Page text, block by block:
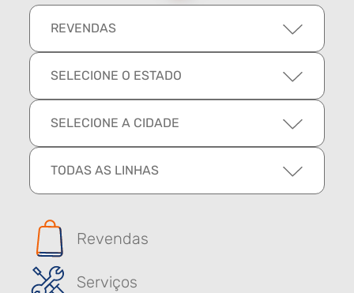
REVENDAS
SELECIONE O ESTADO
SELECIONE A CIDADE
TODAS AS LINHAS
Revendas
Serviços